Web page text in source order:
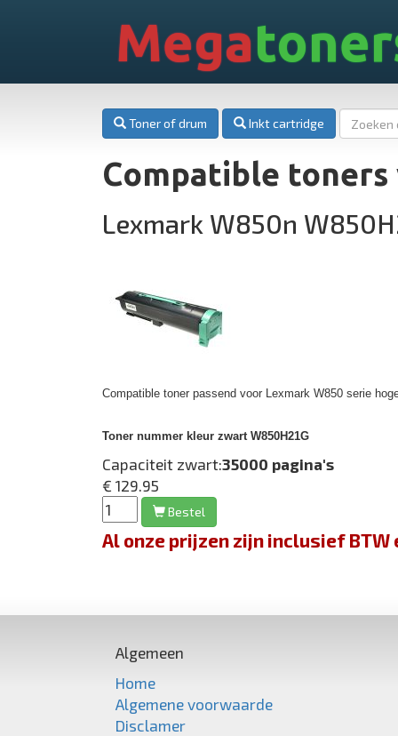
Mega
Toner of drum Inkt cartridge
Compatible toners
Lexmark W850n
Compatible toner passend voor Lexmark W850 serie
Toner nummer kleur zwart W850H21G
Capaciteit zwart:35000 pagina's
€ 129.95
Bestel
Al onze prijzen zijn inclusief
Algemeen
Home
Algemene voorwaarde
Disclamer